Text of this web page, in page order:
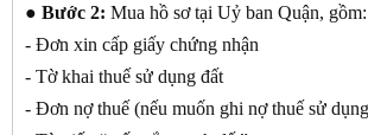
● Bước 2: Mua hồ sơ tại Uỷ ban Quận, gồm:
- Đơn xin cấp giấy chứng nhận
- Tờ khai thuế sử dụng đất
- Đơn nợ thuế (nếu muốn ghi nợ thuế sử